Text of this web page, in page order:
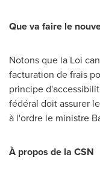
Que va faire le
Notons que la Loi
facturation de frais
principe
fédéral doit assurer
à l'ordre le ministre
À propos de la CSN